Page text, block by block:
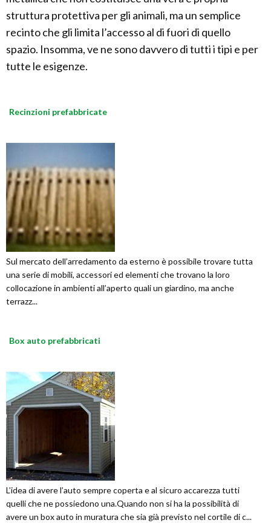
struttura protettiva per gli animali, ma un semplice
recinto che gli limita l’accesso al di fuori di quello
spazio. Insomma, ve ne sono davvero di tutti i tipi e per
tutte le esigenze.
Recinzioni prefabbricate
Sul mercato dell’arredamento da esterno è possibile trovare tutta
una serie di mobili, accessori ed elementi che trovano la loro
collocazione in ambienti all’aperto quali un giardino, ma anche
terrazz...
Box auto prefabbricati
L’idea di avere l’auto sempre coperta e al sicuro accarezza tutti
quelli che ne possiedono una.Quando non si ha la possibilità di
avere un box auto in muratura che sia già previsto nel cortile di c...